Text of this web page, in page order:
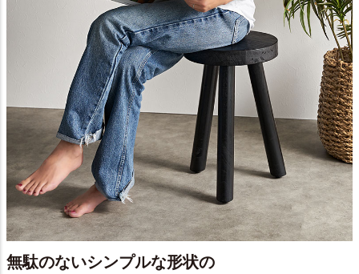
無駄のないシンプルな形状の